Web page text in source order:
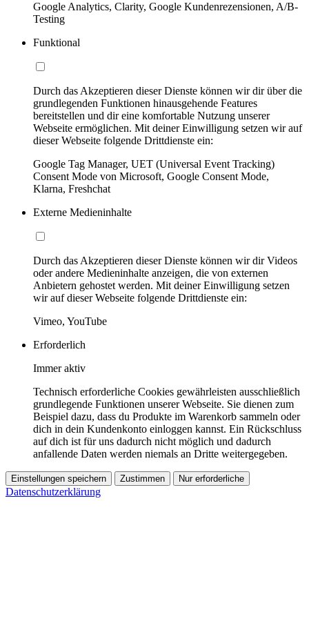
Google Analytics, Clarity, Google Kundenrezensionen, A/B-
Testing
Funktional
Durch das Akzeptieren dieser Dienste können wir dir über die
grundlegenden Funktionen hinausgehende Features
bereitstellen und dir eine komfortable Nutzung unserer
Webseite ermöglichen. Mit deiner Einwilligung setzen wir auf
dieser Webseite folgende Drittdienste ein:
Google Tag Manager, UET (Universal Event Tracking)
Consent Mode von Microsoft, Google Consent Mode,
Klarna, Freshchat
Externe Medieninhalte
Durch das Akzeptieren dieser Dienste können wir dir Videos
oder andere Medieninhalte anzeigen, die von externen
Anbietern gehostet werden. Mit deiner Einwilligung setzen
wir auf dieser Webseite folgende Drittdienste ein:
Vimeo, YouTube
Erforderlich
Immer aktiv
Technisch erforderliche Cookies gewährleisten ausschließlich
grundlegende Funktionen unserer Webseite. Sie dienen zum
Beispiel dazu, dass du Produkte im Warenkorb sammeln oder
dich in dein Kundenkonto einloggen kannst. Ein Rückschluss
auf dich ist für uns dadurch nicht möglich und dadurch
anfallende Daten werden niemals an Dritte weitergegeben.
Einstellungen speichern Zustimmen Nur erforderliche
Datenschutzerklärung